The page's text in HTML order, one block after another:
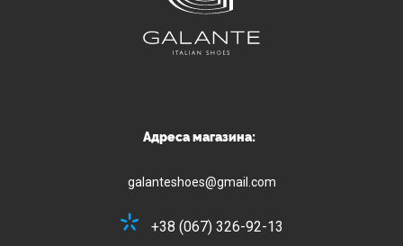
Адреса магазина:
galanteshoes@gmail.com
+38 (067) 326-92-13